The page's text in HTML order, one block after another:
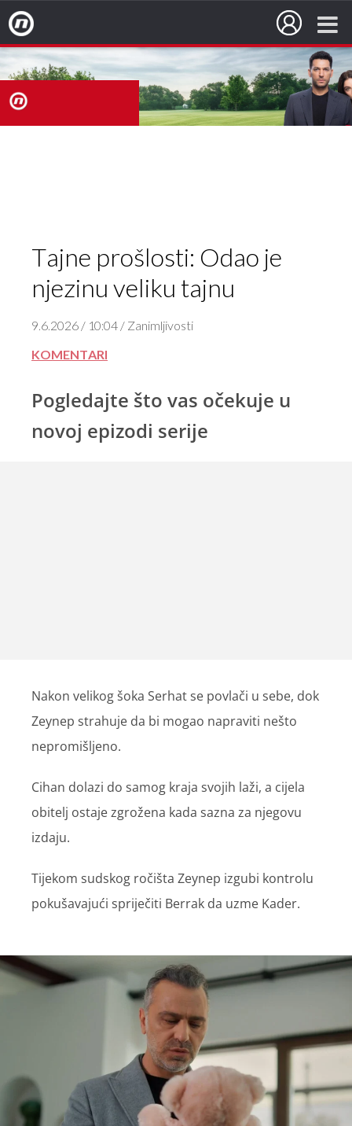
Nova TV
Tajne prošlosti: Odao je
njezinu veliku tajnu
9.6.2026 / 10:04 / Zanimljivosti
KOMENTARI
Pogledajte što vas očekuje u
novoj epizodi serije
Nakon velikog šoka Serhat se povlači u sebe, dok
Zeynep strahuje da bi mogao napraviti nešto
nepromišljeno.
Cihan dolazi do samog kraja svojih laži, a cijela
obitelj ostaje zgrožena kada sazna za njegovu
izdaju.
Tijekom sudskog ročišta Zeynep izgubi kontrolu
pokušavajući spriječiti Berrak da uzme Kader.